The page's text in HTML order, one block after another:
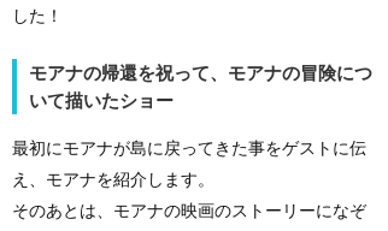
した！
モアナの帰還を祝って、モアナの冒険につ
いて描いたショー
最初にモアナが島に戻ってきた事をゲストに伝
え、モアナを紹介します。
そのあとは、モアナの映画のストーリーになぞ